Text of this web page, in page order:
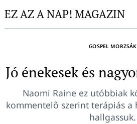
toEZ AZ A NAP! MAGAZIN
GOSPEL MORZSÁK
Jó énekesek és
Naomi Raine ez utóbbiak
kommentelő szerint terápiás a
hallgassuk.